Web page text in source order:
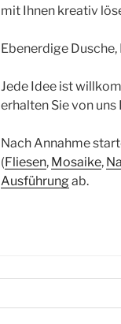
mit Ihnen kreativ
Ebenerdige
Jede Idee ist
erhalten Sie von
Nach Annahme
(Fliesen, Mosaike,
Ausführungab.